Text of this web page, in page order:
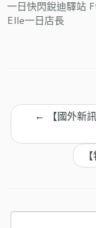
一日快閃銳迪驛站
Elle一日店長
← 【國外新